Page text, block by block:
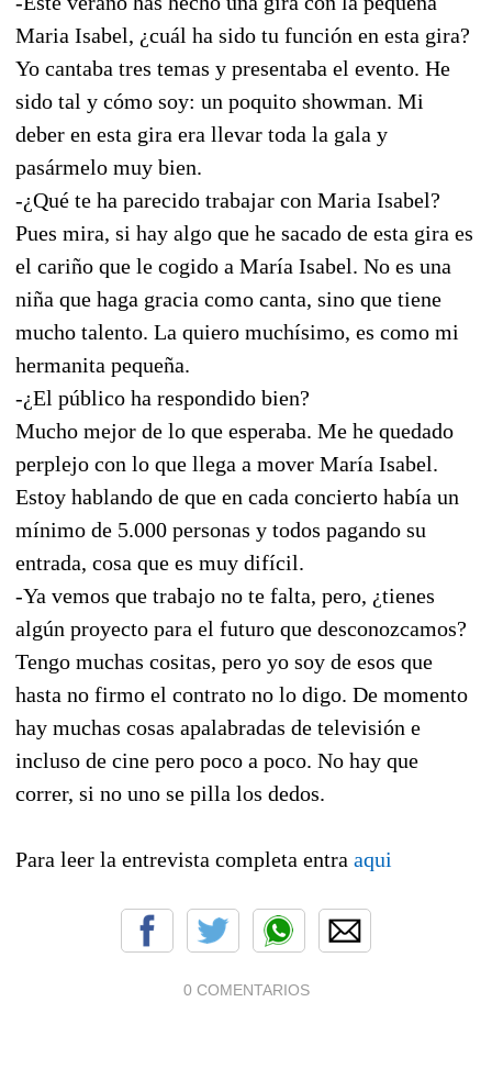
Maria Isabel, ¿cuál ha sido tu función en esta gira?
Yo cantaba tres temas y presentaba el evento. He
sido tal y cómo soy: un poquito showman. Mi
deber en esta gira era llevar toda la gala y
pasármelo muy bien.
-¿Qué te ha parecido trabajar con Maria Isabel?
Pues mira, si hay algo que he sacado de esta gira es
el cariño que le cogido a María Isabel. No es una
niña que haga gracia como canta, sino que tiene
mucho talento. La quiero muchísimo, es como mi
hermanita pequeña.
-¿El público ha respondido bien?
Mucho mejor de lo que esperaba. Me he quedado
perplejo con lo que llega a mover María Isabel.
Estoy hablando de que en cada concierto había un
mínimo de 5.000 personas y todos pagando su
entrada, cosa que es muy difícil.
-Ya vemos que trabajo no te falta, pero, ¿tienes
algún proyecto para el futuro que desconozcamos?
Tengo muchas cositas, pero yo soy de esos que
hasta no firmo el contrato no lo digo. De momento
hay muchas cosas apalabradas de televisión e
incluso de cine pero poco a poco. No hay que
correr, si no uno se pilla los dedos.
Para leer la entrevista completa entra aqui
0 COMENTARIOS